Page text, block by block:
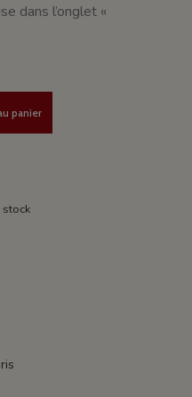
dans l’onglet «
panier
stock